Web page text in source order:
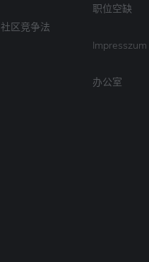
社区竞争法
职位空缺
Impresszum
办公室